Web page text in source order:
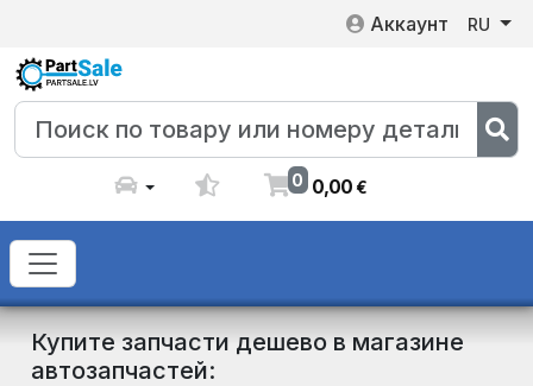
Аккаунт RU
0 0,00€
Купите запчасти дешево в магазине
автозапчастей: